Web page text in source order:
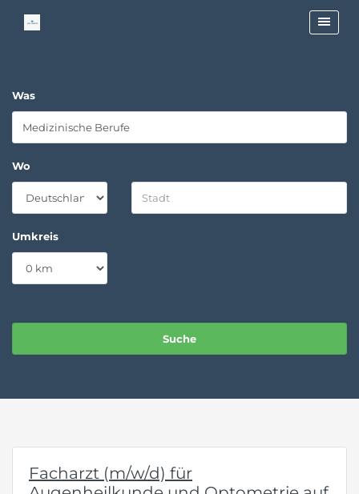
Was
Wo
Umkreis
Facharzt (m/w/d) für